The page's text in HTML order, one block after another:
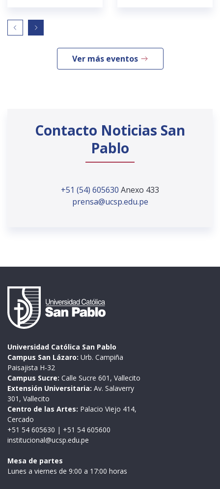
Ver más eventos
Contacto Noticias San
Pablo
+51 (54) 605630 Anexo 433
prensa@ucsp.edu.pe
Universidad Católica San Pablo
Campus San Lázaro: Urb. Campiña
Paisajista H-32
Campus Sucre: Calle Sucre 601, Vallecito
Extensión Universitaria: Av. Salaverry
301, Vallecito
Centro de las Artes: Palacio Viejo 414,
Cercado
+51 54 605630 | +51 54 605600
institucional@ucsp.edu.pe
Mesa de partes
Lunes a viernes de 9:00 a 17:00 horas